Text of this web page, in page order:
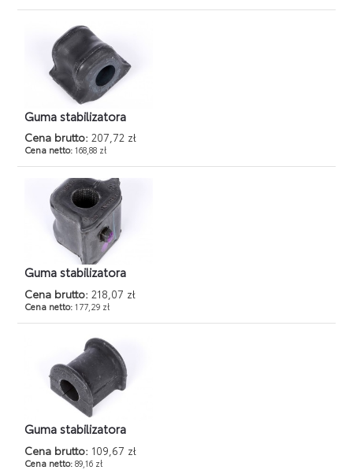
Guma stabilizatora
Cena brutto: 207,72 zł
Cena netto:168,88 zł
Guma stabilizatora
Cena brutto: 218,07 zł
Cena netto:177,29 zł
Guma stabilizatora
Cena brutto: 109,67 zł
Cena netto:89,16 zł